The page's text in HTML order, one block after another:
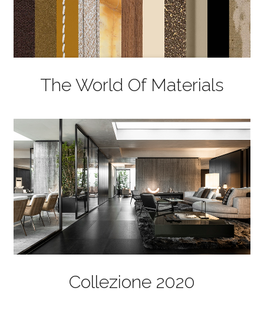
The World Of Materials
Collezione 2020